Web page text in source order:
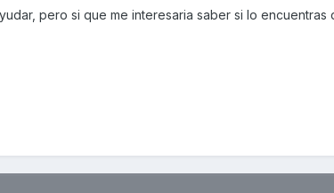
pero si que me interesaria saber si lo encuentras